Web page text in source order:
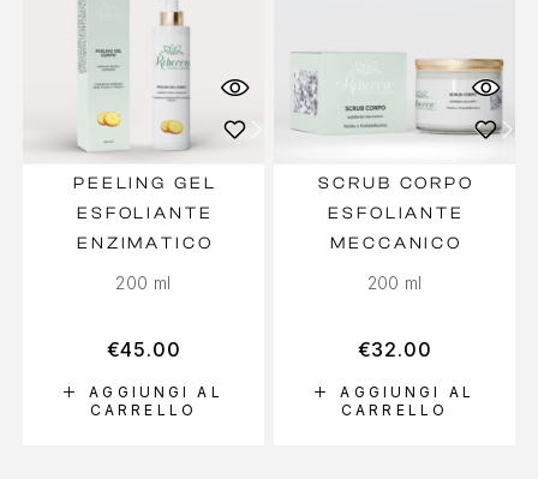
AGGIUNGI AL
CARRELLO
PEELING GEL
ESFOLIANTE
ENZIMATICO
200 ml
€45.00
AGGIUNGI AL
CARRELLO
SCRUB CORPO
ESFOLIANTE
MECCANICO
200 ml
€32.00